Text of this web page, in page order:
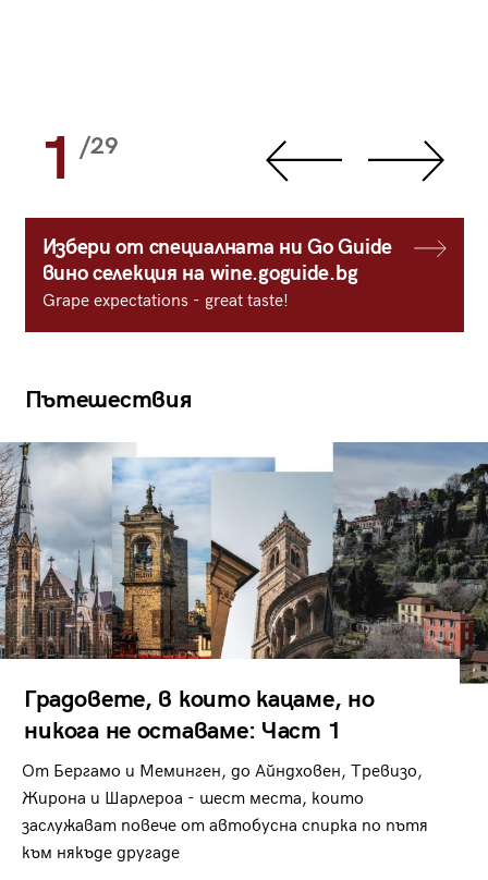
1 /29
Избери от специалната ни Go Guide
вино селекция на wine.goguide.bg
Grape expectations - great taste!
Пътешествия
Градовете, в които кацаме, но
никога не оставаме: Част 1
От Бергамо и Меминген, до Айндховен, Тревизо,
Жирона и Шарлероа - шест места, които
заслужават повече от автобусна спирка по пътя
към някъде другаде